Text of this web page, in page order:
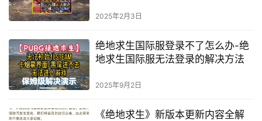
2025年2月3日
绝地求生国际服登录不了怎么办-绝
地求生国际服无法登录的解决方法
2025年9月2日
《绝地求生》新版本更新内容全解